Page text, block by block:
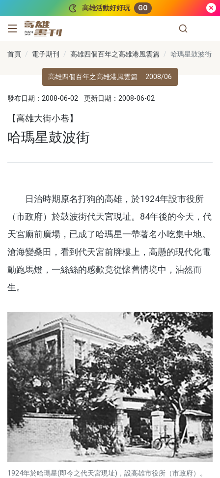
高雄活動好好玩 GO
高雄畫刊
首頁 電子期刊 高雄四個百年之高雄港風雲篇 哈瑪星鼓波街
高雄四個百年之高雄港風雲篇 2008/06
發布日期：2008-06-02 更新日期：2008-06-02
【高雄大街小巷】
哈瑪星鼓波街
日治時期原名打狗的高雄，於1924年設市役所
（市政府）於鼓波街代天宮現址。84年後的今天，代
天宮廟前廣場，已成了哈瑪星一帶著名小吃集中地。
滄海變桑田，看到代天宮前牌樓上，高懸的現代化電
動跑馬燈，一絲絲的感歎竟從懷舊情境中，油然而
生。
1924年於哈瑪星(即今之代天宮現址)，設高雄市役所（市政府）。